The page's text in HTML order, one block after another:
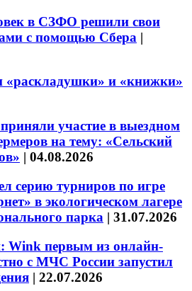
в СЗФО решили свои
с помощью Сбера |
«раскладушки» и «книжки»
участие в выездном
на тему: «Сельский
| 04.08.2026
серию турниров по игре
в экологическом лагере
парка | 31.07.2026
Wink первым из онлайн-
с МЧС России запустил
| 22.07.2026